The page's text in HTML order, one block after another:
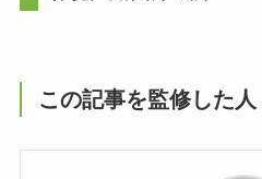
この記事を監修した人